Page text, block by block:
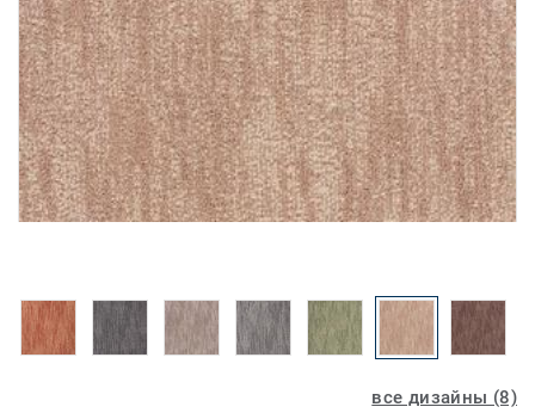
все дизайны (8)